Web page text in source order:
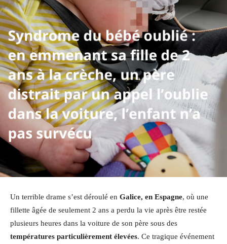
Un terrible drame s’est déroulé en Galice, en Espagne, où une
fillette âgée de seulement 2 ans a perdu la vie après être restée
plusieurs heures dans la voiture de son père sous des
températures particulièrement élevées. Ce tragique événement